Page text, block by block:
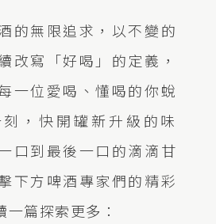
的無限追求，以不變的
改寫「好喝」的定義，
一位愛喝、懂喝的你蛻
，快開罐新升級的味
口到最後一口的滴滴甘
下方啤酒專家們的精彩
篇探索更多：